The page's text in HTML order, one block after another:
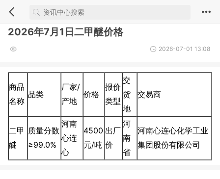
2026年7月1日二甲醚价格
2026-07-01 13:08
商品
名称
品类
厂家/
产地
价格
报价
类型
交
货
地
交易商
二甲
醚
质量分数
≥99.0%
河南
心连
心
4500
元/吨
出厂
价
河
南
省
河南心连心化学工业
集团股份有限公司